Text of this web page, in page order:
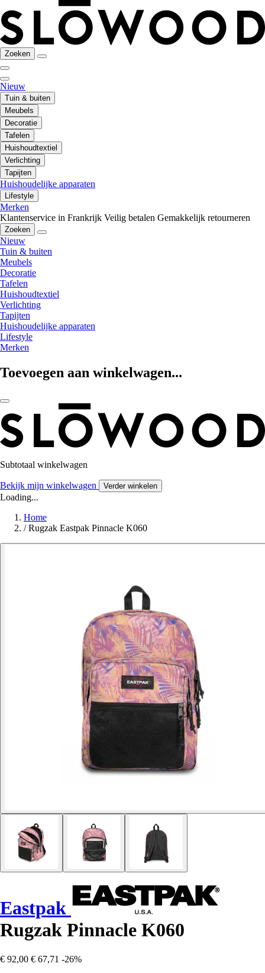
Zoeken
Nieuw
Tuin & buiten
Meubels
Decoratie
Tafelen
Huishoudtextiel
Verlichting
Tapijten
Huishoudelijke apparaten
Lifestyle
Merken
Klantenservice in Frankrijk Veilig betalen Gemakkelijk retourneren
Zoeken
Nieuw
Tuin & buiten
Meubels
Decoratie
Tafelen
Huishoudtextiel
Verlichting
Tapijten
Huishoudelijke apparaten
Lifestyle
Merken
Toevoegen aan winkelwagen...
Subtotaal winkelwagen
Bekijk mijn winkelwagen Verder winkelen
Loading...
Home
/ Rugzak Eastpak Pinnacle K060
Eastpak
Rugzak Pinnacle K060
€ 92,00 € 67,71 -26%